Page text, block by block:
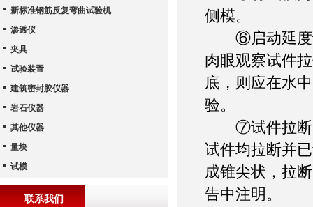
侧模。
⑥启动延度试
肉眼观察试件
底，则应在水
验。
⑦试件拉断时
试件均拉断并
成锥尖状，拉
告中注明。
新标准钢筋反复弯曲试验机
渗透仪
夹具
试验装置
建筑密封胶仪器
岩石仪器
其他仪器
量块
试模
联系我们